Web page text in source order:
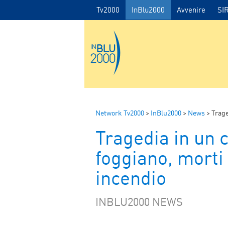
Tv2000 InBlu2000 Avvenire SIR
Network Tv2000 > InBlu2000 > News >
Tragedia in un
foggiano,
incendio
INBLU2000 NEWS